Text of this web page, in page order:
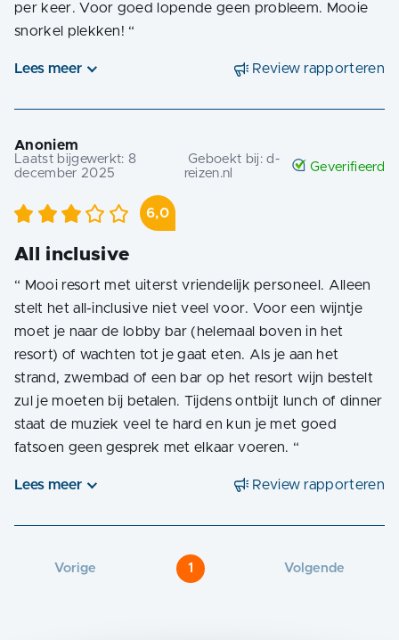
per keer. Voor goed lopende geen probleem. Mooie
snorkel plekken! “
Lees meer Review rapporteren
Anoniem
Laatst bijgewerkt: 8
december 2025
Geboekt bij:d-
reizen.nl
Geverifieerd
6,0
All inclusive
“ Mooi resort met uiterst vriendelijk personeel. Alleen
stelt het all-inclusive niet veel voor. Voor een wijntje
moet je naar de lobby bar (helemaal boven in het
resort) of wachten tot je gaat eten. Als je aan het
strand, zwembad of een bar op het resort wijn bestelt
zul je moeten bij betalen. Tijdens ontbijt lunch of dinner
staat de muziek veel te hard en kun je met goed
fatsoen geen gesprek met elkaar voeren. “
Lees meer Review rapporteren
Vorige 1 Volgende